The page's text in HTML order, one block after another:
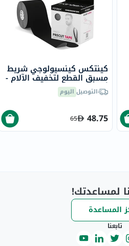
كينتكس كينسيولوجي شريط
مسبق القطع لتخفيف الآلام -
أسود 25 سم حزمة من 20التوصيل اليوم
48.75
65
لمساعدتك!
المساعدة
تابعنا